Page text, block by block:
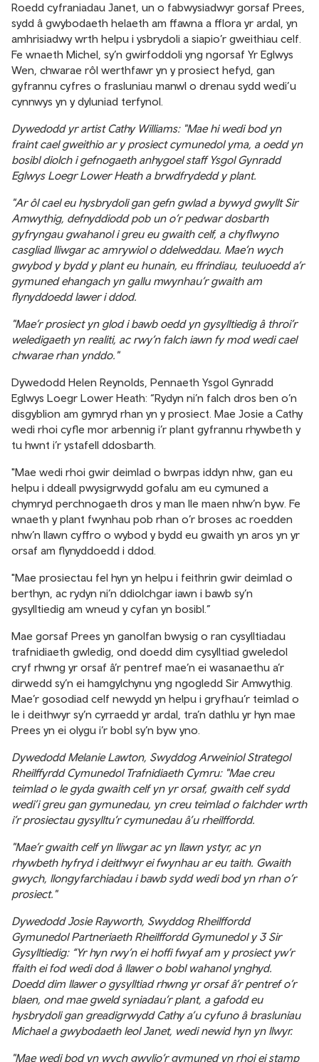
Roedd cyfraniadau Janet, un o fabwysiadwyr gorsaf Prees,
sydd â gwybodaeth helaeth am ffawna a fflora yr ardal, yn
amhrisiadwy wrth helpu i ysbrydoli a siapio’r gweithiau celf.
Fe wnaeth Michel, sy’n gwirfoddoli yng ngorsaf Yr Eglwys
Wen, chwarae rôl werthfawr yn y prosiect hefyd, gan
gyfrannu cyfres o frasluniau manwl o drenau sydd wedi’u
cynnwys yn y dyluniad terfynol.
Dywedodd yr artist Cathy Williams: "Mae hi wedi bod yn
fraint cael gweithio ar y prosiect cymunedol yma, a oedd yn
bosibl diolch i gefnogaeth anhygoel staff Ysgol Gynradd
Eglwys Loegr Lower Heath a brwdfrydedd y plant.
"Ar ôl cael eu hysbrydoli gan gefn gwlad a bywyd gwyllt Sir
Amwythig, defnyddiodd pob un o’r pedwar dosbarth
gyfryngau gwahanol i greu eu gwaith celf, a chyflwyno
casgliad lliwgar ac amrywiol o ddelweddau. Mae’n wych
gwybod y bydd y plant eu hunain, eu ffrindiau, teuluoedd a’r
gymuned ehangach yn gallu mwynhau’r gwaith am
flynyddoedd lawer i ddod.
"Mae’r prosiect yn glod i bawb oedd yn gysylltiedig â throi’r
weledigaeth yn realiti, ac rwy’n falch iawn fy mod wedi cael
chwarae rhan ynddo."
Dywedodd Helen Reynolds, Pennaeth Ysgol Gynradd
Eglwys Loegr Lower Heath: “Rydyn ni’n falch dros ben o’n
disgyblion am gymryd rhan yn y prosiect. Mae Josie a Cathy
wedi rhoi cyfle mor arbennig i’r plant gyfrannu rhywbeth y
tu hwnt i’r ystafell ddosbarth.
"Mae wedi rhoi gwir deimlad o bwrpas iddyn nhw, gan eu
helpu i ddeall pwysigrwydd gofalu am eu cymuned a
chymryd perchnogaeth dros y man lle maen nhw’n byw. Fe
wnaeth y plant fwynhau pob rhan o’r broses ac roedden
nhw’n llawn cyffro o wybod y bydd eu gwaith yn aros yn yr
orsaf am flynyddoedd i ddod.
"Mae prosiectau fel hyn yn helpu i feithrin gwir deimlad o
berthyn, ac rydyn ni’n ddiolchgar iawn i bawb sy’n
gysylltiedig am wneud y cyfan yn bosibl.”
Mae gorsaf Prees yn ganolfan bwysig o ran cysylltiadau
trafnidiaeth gwledig, ond doedd dim cysylltiad gweledol
cryf rhwng yr orsaf â’r pentref mae’n ei wasanaethu a’r
dirwedd sy’n ei hamgylchynu yng ngogledd Sir Amwythig.
Mae’r gosodiad celf newydd yn helpu i gryfhau’r teimlad o
le i deithwyr sy’n cyrraedd yr ardal, tra’n dathlu yr hyn mae
Prees yn ei olygu i’r bobl sy’n byw yno.
Dywedodd Melanie Lawton, Swyddog Arweiniol Strategol
Rheilffyrdd Cymunedol Trafnidiaeth Cymru: "Mae creu
teimlad o le gyda gwaith celf yn yr orsaf, gwaith celf sydd
wedi’i greu gan gymunedau, yn creu teimlad o falchder wrth
i’r prosiectau gysylltu’r cymunedau â’u rheilffordd.
"Mae’r gwaith celf yn lliwgar ac yn llawn ystyr, ac yn
rhywbeth hyfryd i deithwyr ei fwynhau ar eu taith. Gwaith
gwych, llongyfarchiadau i bawb sydd wedi bod yn rhan o’r
prosiect."
Dywedodd Josie Rayworth, Swyddog Rheilffordd
Gymunedol Partneriaeth Rheilffordd Gymunedol y 3 Sir
Gysylltiedig: “Yr hyn rwy’n ei hoffi fwyaf am y prosiect yw’r
ffaith ei fod wedi dod â llawer o bobl wahanol ynghyd.
Doedd dim llawer o gysylltiad rhwng yr orsaf â’r pentref o’r
blaen, ond mae gweld syniadau’r plant, a gafodd eu
hysbrydoli gan greadigrwydd Cathy a’u cyfuno â brasluniau
Michael a gwybodaeth leol Janet, wedi newid hyn yn llwyr.
"Mae wedi bod yn wych gwylio’r gymuned yn rhoi ei stamp